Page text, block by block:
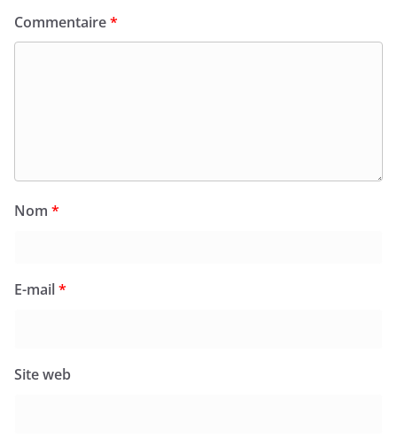
Commentaire*
Nom *
E-mail*
Site web